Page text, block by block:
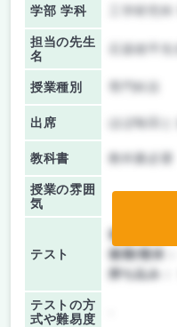
学部 学科
担当の先生
名
石坂雄平先
授業種別
出席 ほぼ毎回と
教科書 教科書必要
授業の雰囲
気
テスト
前期/中間：
後期/期末：
持ち込み：
テストの方
式や難易度